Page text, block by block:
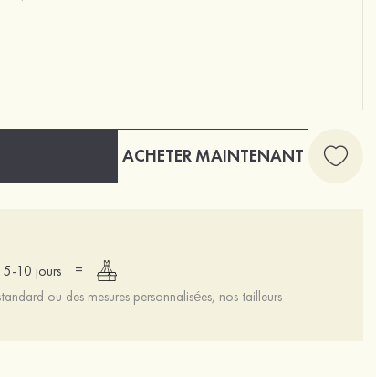
ACHETER MAINTENANT
5-10 jours
=
ou des mesures personnalisées, nos tailleurs